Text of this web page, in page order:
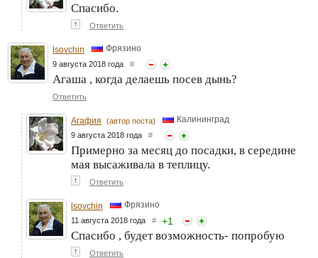
Спасибо.
↑ Ответить
lsovchin Фрязино
9 августа 2018 года #
Агаша , когда делаешь посев дынь?
Ответить
Агафия (автор поста) Калининград
9 августа 2018 года #
Примерно за месяц до посадки, в середине
мая высаживала в теплицу.
↑ Ответить
lsovchin Фрязино
11 августа 2018 года # +1
Спасибо , будет возможность- попробую
↑ Ответить